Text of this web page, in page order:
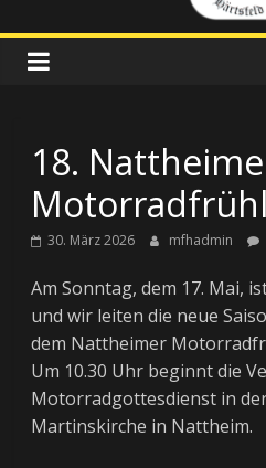
18.
30. März 2026 mfhadmin
Am Sonntag, dem 17. Mai,
und wir leiten die neue
dem Nattheimer
Um 10.30 Uhr beginnt die
Motorradgottesdienst in
Martinskirche in Nattheim.